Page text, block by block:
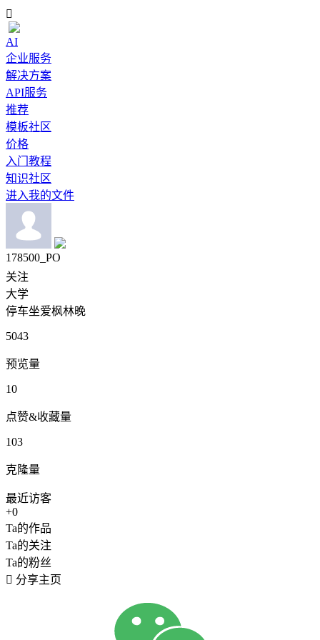

AI
企业服务
解决方案
API服务
推荐
模板社区
价格
入门教程
知识社区
进入我的文件
178500_PO
关注
大学
停车坐爱枫林晚
5043
预览量
10
点赞&收藏量
103
克隆量
最近访客
+0
Ta的作品
Ta的关注
Ta的粉丝
 分享主页